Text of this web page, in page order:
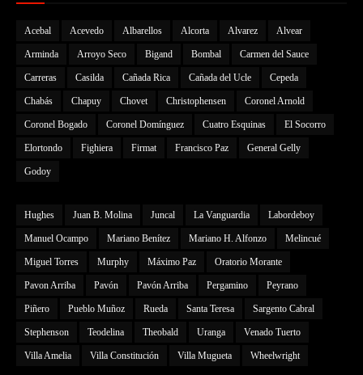
Acebal Acevedo Albarellos Alcorta Alvarez Alvear
Arminda Arroyo Seco Bigand Bombal Carmen del Sauce
Carreras Casilda Cañada Rica Cañada del Ucle Cepeda
Chabás Chapuy Chovet Christophensen Coronel Arnold
Coronel Bogado Coronel Domínguez Cuatro Esquinas El Socorro
Elortondo Fighiera Firmat Francisco Paz General Gelly
Godoy
Hughes Juan B. Molina Juncal La Vanguardia Labordeboy
Manuel Ocampo Mariano Benítez Mariano H. Alfonzo Melincué
Miguel Torres Murphy Máximo Paz Oratorio Morante
Pavon Arriba Pavón Pavón Arriba Pergamino Peyrano
Piñero Pueblo Muñoz Rueda Santa Teresa Sargento Cabral
Stephenson Teodelina Theobald Uranga Venado Tuerto
Villa Amelia Villa Constitución Villa Mugueta Wheelwright